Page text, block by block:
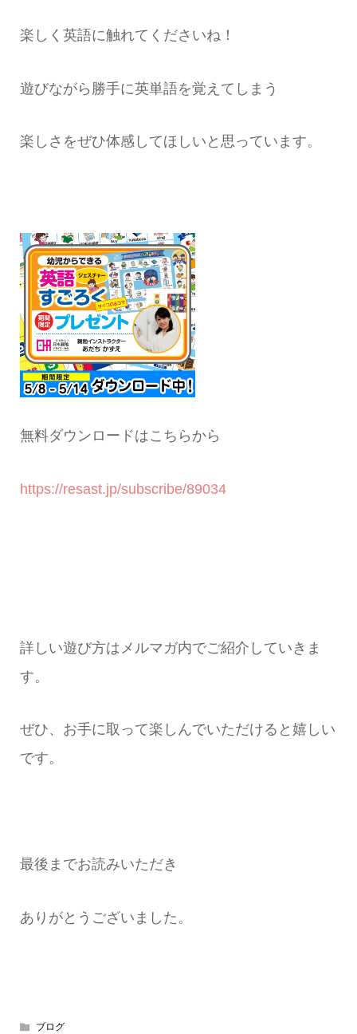
楽しく英語に触れてくださいね！
遊びながら勝手に英単語を覚えてしまう
楽しさをぜひ体感してほしいと思っています。
無料ダウンロードはこちらから
https://resast.jp/subscribe/89034
詳しい遊び方はメルマガ内でご紹介していきま
す。
ぜひ、お手に取って楽しんでいただけると嬉しい
です。
最後までお読みいただき
ありがとうございました。
ブログ